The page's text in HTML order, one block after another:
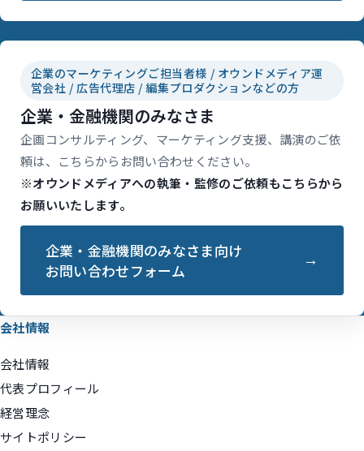
企業のマーケティングご担当者様 / オウンドメディア運
営会社 / 広告代理店 / 編集プロダクションなどの方
企業・金融機関のみなさま
企画コンサルティング、マーケティング支援、講演のご依
頼は、こちらからお問い合わせください。
※オウンドメディアへの執筆・監修のご依頼もこちらから
お願いいたします。
企業・金融機関のみなさま向け
お問い合わせフォーム
会社情報
会社情報
代表プロフィール
経営理念
サイトポリシー